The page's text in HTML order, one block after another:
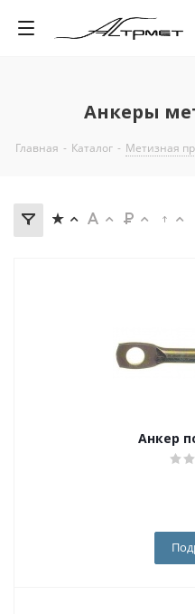
Анкеры
Главная - Каталог - Метизная
Анкер